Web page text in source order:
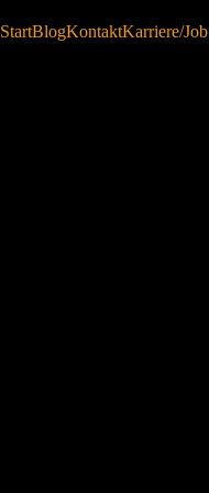
StartBlogKontaktKarriere/Job